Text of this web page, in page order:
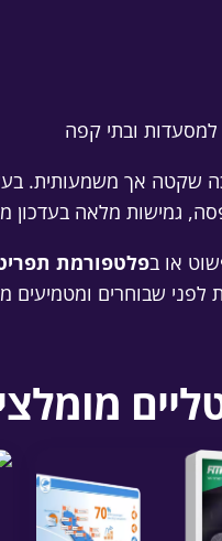
שקטה אך משמעותית.
גמישות מלאה בעדכון
או בפלטפורמת
שבוחרים ומטמיעים